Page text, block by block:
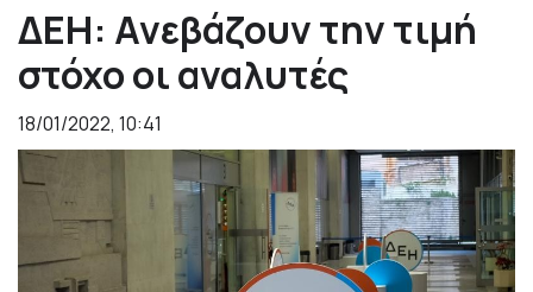
ΔΕΗ: Ανεβάζουν την τιμή
στόχο οι αναλυτές
18/01/2022, 10:41